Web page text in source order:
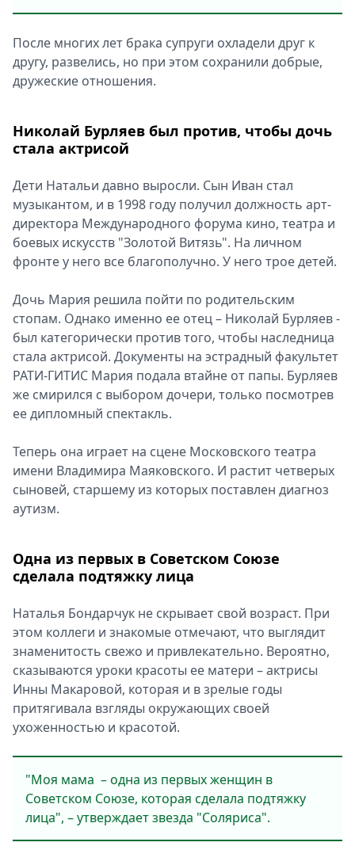
После многих лет брака супруги охладели друг к
другу, развелись, но при этом сохранили добрые,
дружеские отношения.
Николай Бурляев был против, чтобы дочь
стала актрисой
Дети Натальи давно выросли. Сын Иван стал
музыкантом, и в 1998 году получил должность арт-
директора Международного форума кино, театра и
боевых искусств "Золотой Витязь". На личном
фронте у него все благополучно. У него трое детей.
Дочь Мария решила пойти по родительским
стопам. Однако именно ее отец – Николай Бурляев -
был категорически против того, чтобы наследница
стала актрисой. Документы на эстрадный факультет
РАТИ-ГИТИС Мария подала втайне от папы. Бурляев
же смирился с выбором дочери, только посмотрев
ее дипломный спектакль.
Теперь она играет на сцене Московского театра
имени Владимира Маяковского. И растит четверых
сыновей, старшему из которых поставлен диагноз
аутизм.
Одна из первых в Советском Союзе
сделала подтяжку лица
Наталья Бондарчук не скрывает свой возраст. При
этом коллеги и знакомые отмечают, что выглядит
знаменитость свежо и привлекательно. Вероятно,
сказываются уроки красоты ее матери – актрисы
Инны Макаровой, которая и в зрелые годы
притягивала взгляды окружающих своей
ухоженностью и красотой.
"Моя мама – одна из первых женщин в
Советском Союзе, которая сделала подтяжку
лица", – утверждает звезда "Соляриса".